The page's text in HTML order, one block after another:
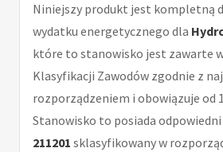
Niniejszy produkt jest kompletną
wydatku energetycznego dla
które to stanowisko jest zawarte
Klasyfikacji Zawodów zgodnie z
rozporządzeniem i obowiązuje od
Stanowisko to posiada odpowiedni
211201 sklasyfikowany w